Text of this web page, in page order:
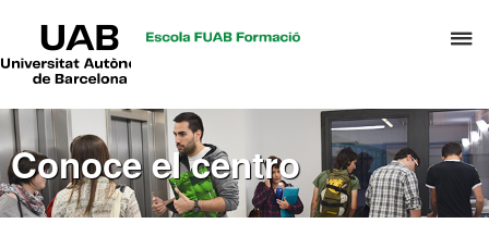
el
Universitat
Barcelona
Conoce el centro